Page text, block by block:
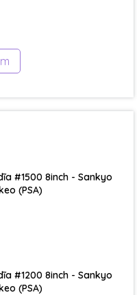
#1500 8inch - Sankyo
(PSA)
#1200 8inch - Sankyo
(PSA)